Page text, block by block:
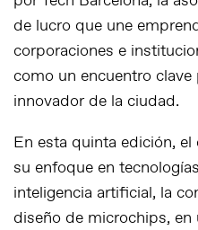
de lucro que une
corporaciones e
como un encuentro clave
innovador de la ciudad.
En esta quinta edición,
su enfoque en
inteligencia artificial, la
diseño de microchips,